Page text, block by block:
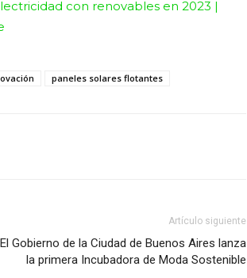
con renovables en 2023 |
paneles solares flotantes
Artículo siguiente
El Gobierno de la Ciudad de Buenos Aires lanza
la primera Incubadora de Moda Sostenible